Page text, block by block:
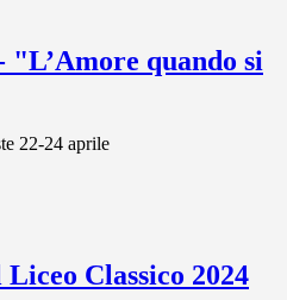
"L’Amore quando si
22-24 aprile
Classico 2024